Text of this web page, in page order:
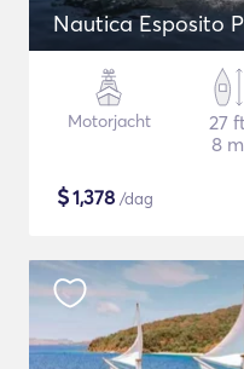
Nautica Esposito
Motorjacht
27
8 m
$1,378 /dag